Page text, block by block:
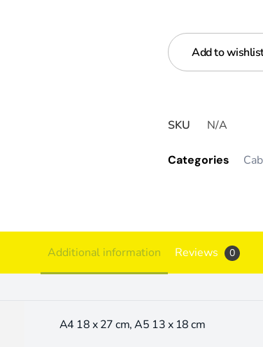
Add to
SKU N/A
Categories
Additional information Reviews 0
A4 18 x 27 cm, A5 13 x 18 cm